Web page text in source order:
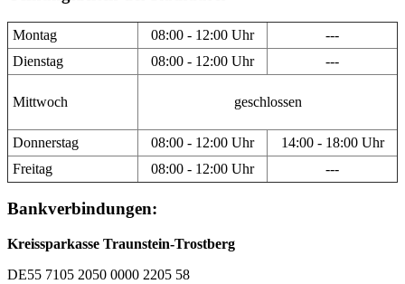
Montag 08:00 - 12:00 Uhr
---
Dienstag
08:00 - 12:00 Uhr ---
Mittwoch geschlossen
Donnerstag 08:00 - 12:00 Uhr
14:00 - 18:00 Uhr
Freitag
08:00 - 12:00 Uhr ---
Bankverbindungen:
Kreissparkasse Traunstein-Trostberg
DE55 7105 2050 0000 2205 58